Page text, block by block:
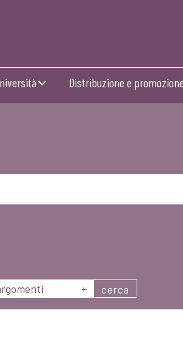
Distribuzione e promozione
+ cerca